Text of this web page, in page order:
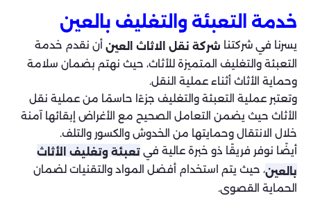
خدمة التعبئة والتغليف بالعين
يسرنا في شركتنا شركة نقل الاثاث العين أن نقدم خدمة
التعبئة والتغليف المتميزة للأثاث، حيث نهتم بضمان سلامة
وحماية الأثاث أثناء عملية النقل.
وتعتبر عملية التعبئة والتغليف جزءًا حاسمًا من عملية نقل
الأثاث حيث يضمن التعامل الصحيح مع الأغراض إبقائها آمنة
خلال الانتقال وحمايتها من الخدوش والكسور والتلف.
أيضًا نوفر فريقًا ذو خبرة عالية في تعبئة وتغليف الأثاث
بالعين، حيث يتم استخدام أفضل المواد والتقنيات لضمان
الحماية القصوى.